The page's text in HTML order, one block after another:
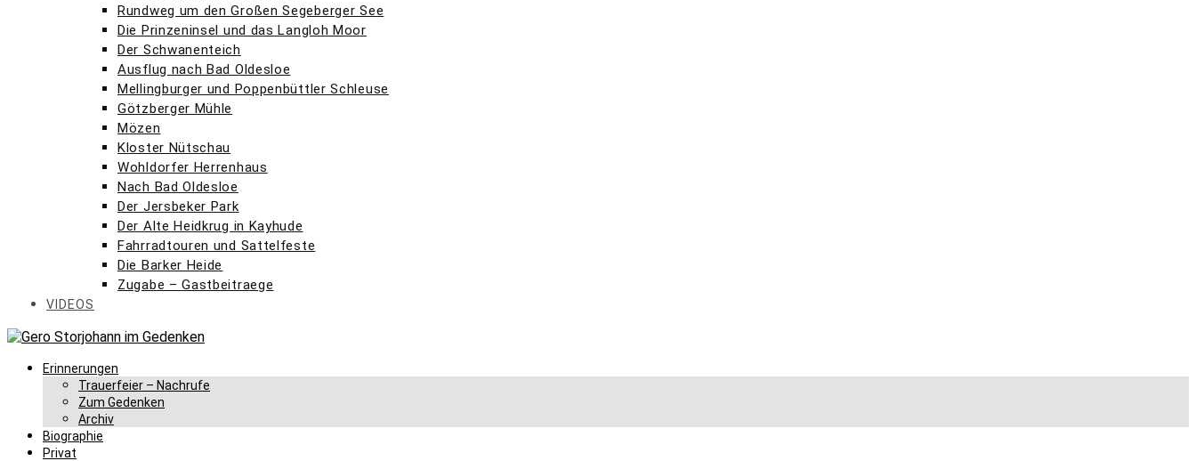
Rundweg um den Großen Segeberger See
Die Prinzeninsel und das Langloh Moor
Der Schwanenteich
Ausflug nach Bad Oldesloe
Mellingburger und Poppenbüttler Schleuse
Götzberger Mühle
Mözen
Kloster Nütschau
Wohldorfer Herrenhaus
Nach Bad Oldesloe
Der Jersbeker Park
Der Alte Heidkrug in Kayhude
Fahrradtouren und Sattelfeste
Die Barker Heide
Zugabe – Gastbeitraege
VIDEOS
Erinnerungen
Trauerfeier – Nachrufe
Zum Gedenken
Archiv
Biographie
Privat